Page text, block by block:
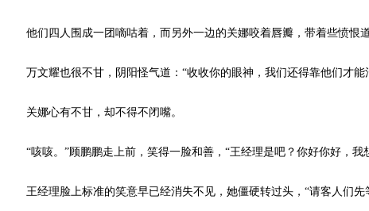
他们四人围成一团嘀咕着，而另外一边的关娜咬着唇瓣，带着些愤恨
万文耀也很不甘，阴阳怪气道：“收收你的眼神，我们还得靠他们才能
关娜心有不甘，却不得不闭嘴。
“咳咳。”顾鹏鹏走上前，笑得一脸和善，“王经理是吧？你好你好，我
王经理脸上标准的笑意早已经消失不见，她僵硬转过头，“请客人们